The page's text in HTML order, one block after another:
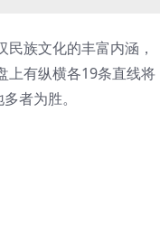
族文化的丰富内涵，
上有纵横各19条直线将
者为胜。